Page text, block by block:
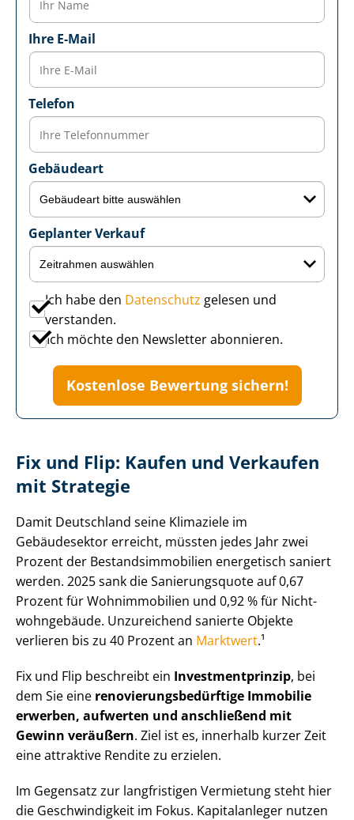
Ihre E-Mail
Telefon
Gebäudeart
Geplanter Verkauf
Ich habe den Datenschutz gelesen und
verstanden.
Ich möchte den Newsletter abonnieren.
Kostenlose Bewertung sichern!
Fix und Flip: Kaufen und Verkaufen
mit Strategie
Damit Deutschland seine Klimaziele im
Gebäudesektor erreicht, müssten jedes Jahr zwei
Prozent der Be­stands­im­mo­bi­li­en energetisch saniert
werden. 2025 sank die Sanierungsquote auf 0,67
Prozent für Wohnimmobilien und 0,92 % für Nicht­
wohn­ge­bäu­de. Unzureichend sanierte Objekte
verlieren bis zu 40 Prozent an Marktwert.¹
Fix und Flip beschreibt ein In­vest­ment­prin­zip, bei
dem Sie eine re­no­vie­rungs­be­dürf­ti­ge Immobilie
erwerben, aufwerten und anschließend mit
Gewinn veräußern. Ziel ist es, innerhalb kurzer Zeit
eine attraktive Rendite zu erzielen.
Im Gegensatz zur langfristigen Vermietung steht hier
die Geschwindigkeit im Fokus. Kapitalanleger nutzen